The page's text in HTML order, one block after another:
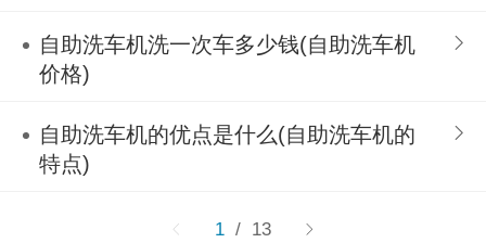
自助洗车机洗一次车多少钱(自助洗车机
价格)
自助洗车机的优点是什么(自助洗车机的
特点)
1 / 13